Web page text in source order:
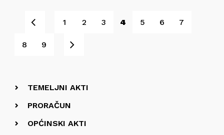
1 2 3 4 5 6 7
8 9
TEMELJNI AKTI
PRORAČUN
OPĆINSKI AKTI